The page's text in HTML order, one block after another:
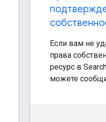
Если вам не
права
ресурс в
можете